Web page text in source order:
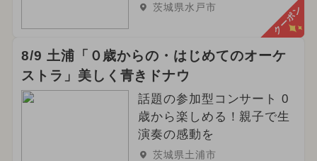
都民の日・県民の日・市民の日
2025年1月のイベント
イルミネーション ハロウィン
2024年3月のイベント
2025年7月のイベント
茨城県水戸市 クーポン
8/9 土浦「０歳からの・はじめてのオーケ
ストラ」美しく青きドナウ
話題の参加型コンサート 0
歳から楽しめる！親子で生
演奏の感動を
茨城県土浦市